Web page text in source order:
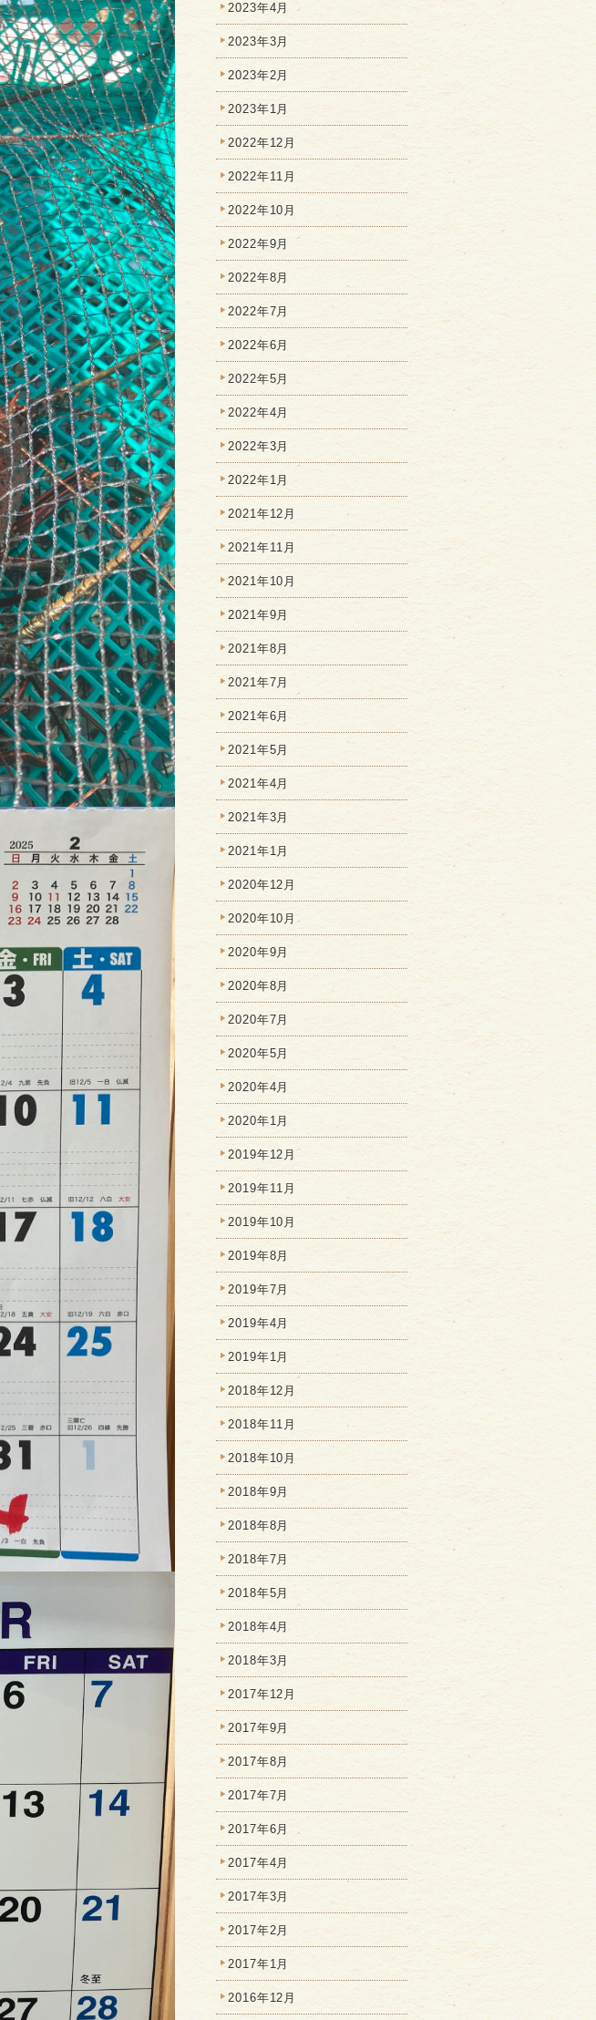
2023年4月
2023年3月
2023年2月
2023年1月
2022年12月
2022年11月
2022年10月
2022年9月
2022年8月
2022年7月
2022年6月
2022年5月
2022年4月
2022年3月
2022年1月
2021年12月
2021年11月
2021年10月
2021年9月
2021年8月
2021年7月
2021年6月
2021年5月
2021年4月
2021年3月
2021年1月
2020年12月
2020年10月
2020年9月
2020年8月
2020年7月
2020年5月
2020年4月
2020年1月
2019年12月
2019年11月
2019年10月
2019年8月
2019年7月
2019年4月
2019年1月
2018年12月
2018年11月
2018年10月
2018年9月
2018年8月
2018年7月
2018年5月
2018年4月
2018年3月
2017年12月
2017年9月
2017年8月
2017年7月
2017年6月
2017年4月
2017年3月
2017年2月
2017年1月
2016年12月